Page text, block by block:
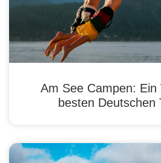
Am See Campen: Ein
besten Deutschen